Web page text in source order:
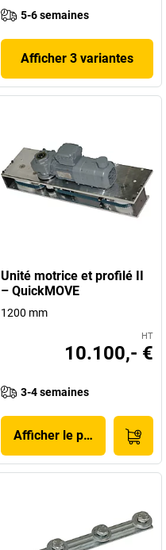
5-6 semaines
Afficher 3 variantes
Unité motrice et profilé II
– QuickMOVE
1200 mm
HT
10.100,- €
3-4 semaines
Afficher le produit